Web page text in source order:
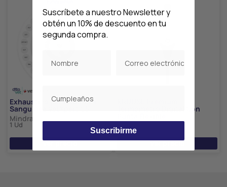
Exhaustivo para Química
Sanguínea VetXpert C5
Mindray
1 Ud
Ver precio
Termómetro Digital Con
Kruuse
1 Ud
Ver precio
Suscríbete a nuestro Newsletter y
obtén un 10% de descuento en tu
segunda compra.
Suscribirme